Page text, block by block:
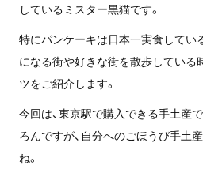
しているミスター黒猫です。
特にパンケーキは日本一実食してい
になる街や好きな街を散歩している
ツをご紹介します。
今回は、東京駅で購入できる手土産
ろんですが、自分へのごほうび手土
ね。